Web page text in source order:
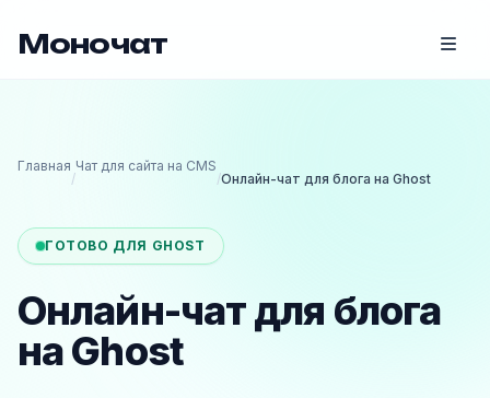
Моночат
Главная
/
Чат для сайта на CMS
/Онлайн-чат для блога на Ghost
ГОТОВО ДЛЯ GHOST
Онлайн-чат для блога
на Ghost